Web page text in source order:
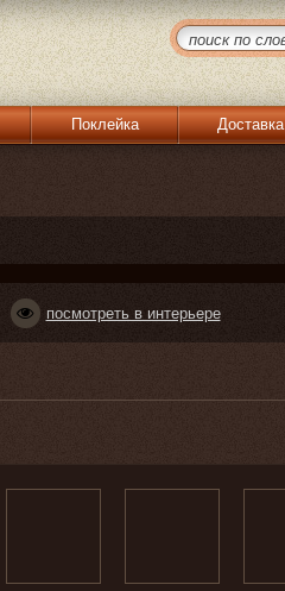
Поклейка Доставка
посмотреть в интерьере